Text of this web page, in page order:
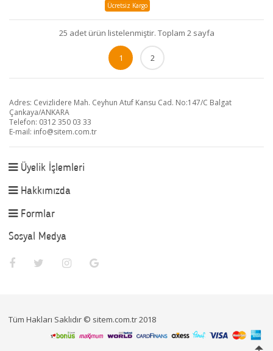
Ücretsiz Kargo
25 adet ürün listelenmiştir. Toplam 2 sayfa
1 2
Adres: Cevizlidere Mah. Ceyhun Atuf Kansu Cad. No:147/C Balgat
Çankaya/ANKARA
Telefon: 0312 350 03 33
E-mail: info@sitem.com.tr
Üyelik İşlemleri
Hakkımızda
Formlar
Sosyal Medya
Tüm Hakları Saklıdır © sitem.com.tr 2018